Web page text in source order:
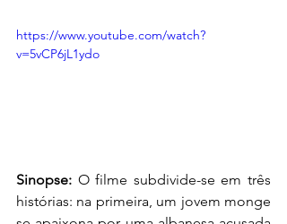
https://www.youtube.com/watch?
v=5vCP6jL1ydo
Sinopse: O filme subdivide-se em três
histórias: na primeira, um jovem monge